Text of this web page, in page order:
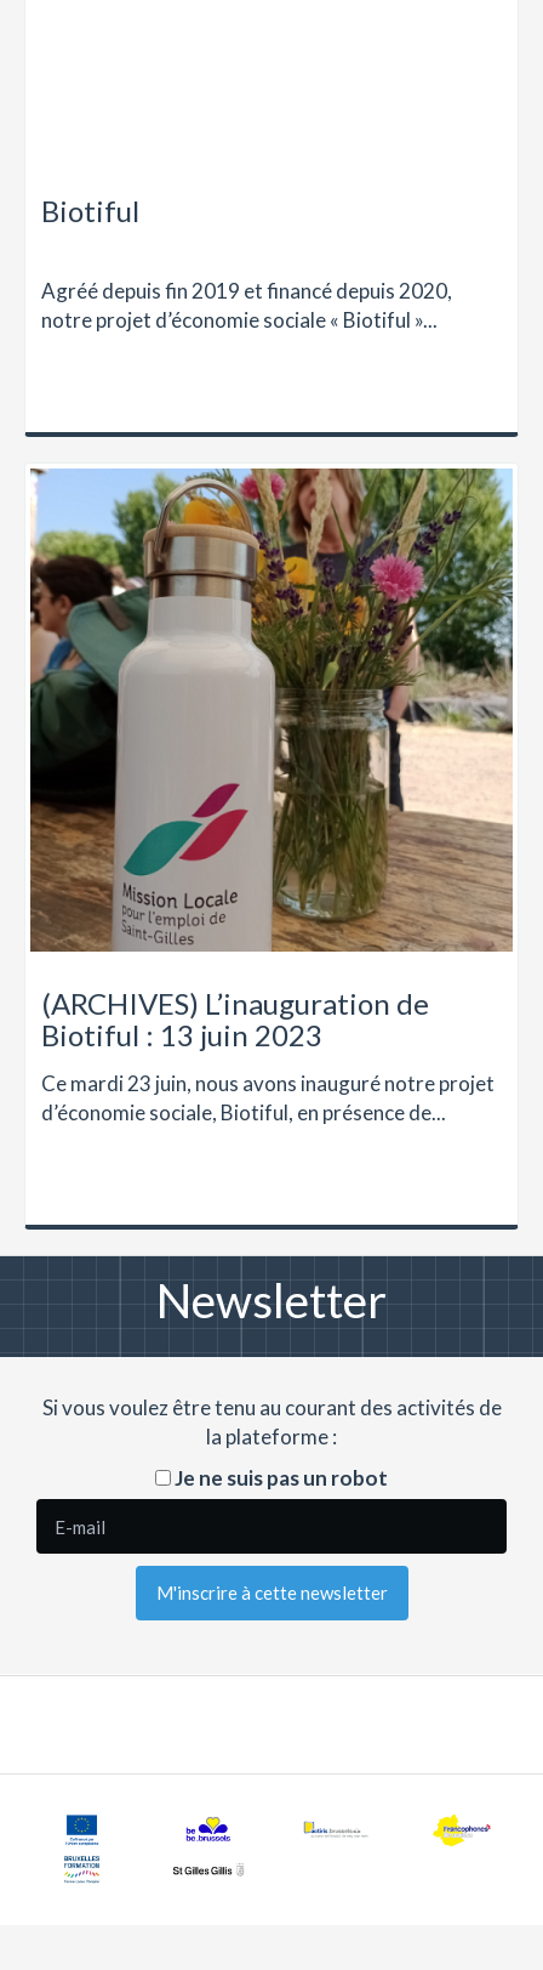
Biotiful
Agréé depuis fin 2019 et financé depuis 2020,
notre projet d’économie sociale « Biotiful »...
(ARCHIVES) L’inauguration de
Biotiful : 13 juin 2023
Ce mardi 23 juin, nous avons inauguré notre projet
d’économie sociale, Biotiful, en présence de...
Newsletter
Si vous voulez être tenu au courant des activités de
la plateforme :
Je ne suis pas un robot